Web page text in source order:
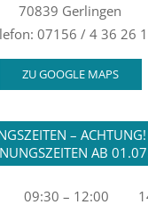
70839 Gerlingen
07156 / 4 36 26
ZU GOOGLE MAPS
–
AB
09:30 – 12:00